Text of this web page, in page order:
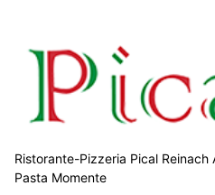
Ristorante-Pizzeria Pical Reinach
Pasta Momente